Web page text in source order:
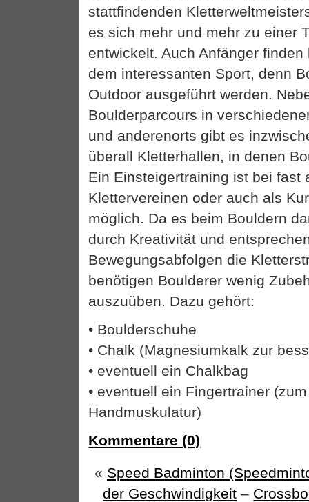
stattfindenden
es sich mehr und mehr zu einer
entwickelt. Auch Anfänger
dem interessanten Sport, denn
Outdoor ausgeführt werden.
Boulderparcours in
und anderenorts gibt es
überall Kletterhallen, in denen
Ein Einsteigertraining ist bei fast
Klettervereinen oder auch als
möglich. Da es beim Bouldern
durch Kreativität und
Bewegungsabfolgen die
benötigen Boulderer wenig
auszuüben. Dazu gehört:
• Boulderschuhe
• Chalk (Magnesiumkalk zur
• eventuell ein Chalkbag
• eventuell ein Fingertrainer
Handmuskulatur)
Kommentare (0)
« Speed Badminton
der Geschwindigkeit –